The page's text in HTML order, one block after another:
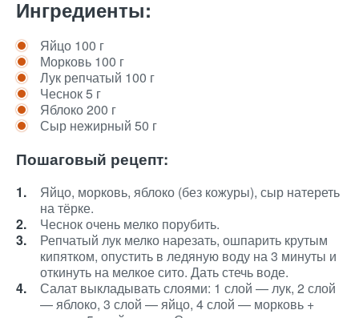
Ингредиенты:
Яйцо 100 г
Морковь 100 г
Лук репчатый 100 г
Чеснок 5 г
Яблоко 200 г
Сыр нежирный 50 г
Пошаговый рецепт:
Яйцо, морковь, яблоко (без кожуры), сыр натереть
на тёрке.
Чеснок очень мелко порубить.
Репчатый лук мелко нарезать, ошпарить крутым
кипятком, опустить в ледяную воду на 3 минуты и
откинуть на мелкое сито. Дать стечь воде.
Салат выкладывать слоями: 1 слой — лук, 2 слой
— яблоко, 3 слой — яйцо, 4 слой — морковь +